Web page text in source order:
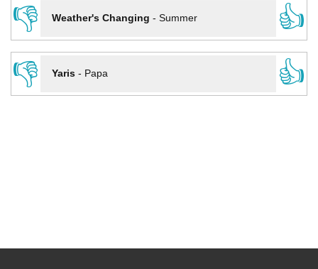
👎
Weather's Changing - Summer
👍
👎
Yaris- Papa 👍